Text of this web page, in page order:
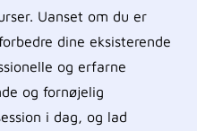
Uanset om du er
dine eksisterende
og erfarne
og fornøjelig
i dag, og lad